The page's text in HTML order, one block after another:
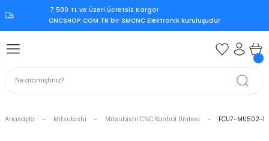
7.500 TL ve Üzeri Ücretsiz Kargo!‎
CNCSHOP.COM.TR ‎bir SMCNC Elektronik kuruluşudur
Geri Dön
Ünitesi
Geri Dön
Ünitesi
Mitsubishi CNC Kontrol
Geri Dön
Geri Dön
Anasayfa Mitsubishi Mitsubishi CNC Kontrol Ünitesi FCU7-MU502-12